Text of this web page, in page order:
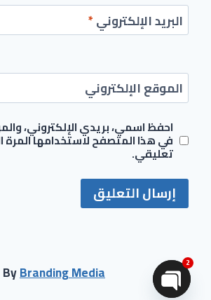
البريد الإلكتروني*
الموقع الإلكتروني
احفظ اسمي، بريدي الإلكتروني،
في هذا المتصفح لاستخدامها المرة
تعليقي.
ByBranding Media 2